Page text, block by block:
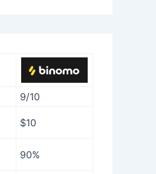
9/10
$10
90%